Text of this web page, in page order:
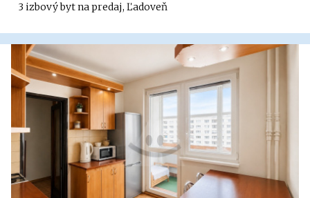
3 izbový byt na predaj, Ľadoveň